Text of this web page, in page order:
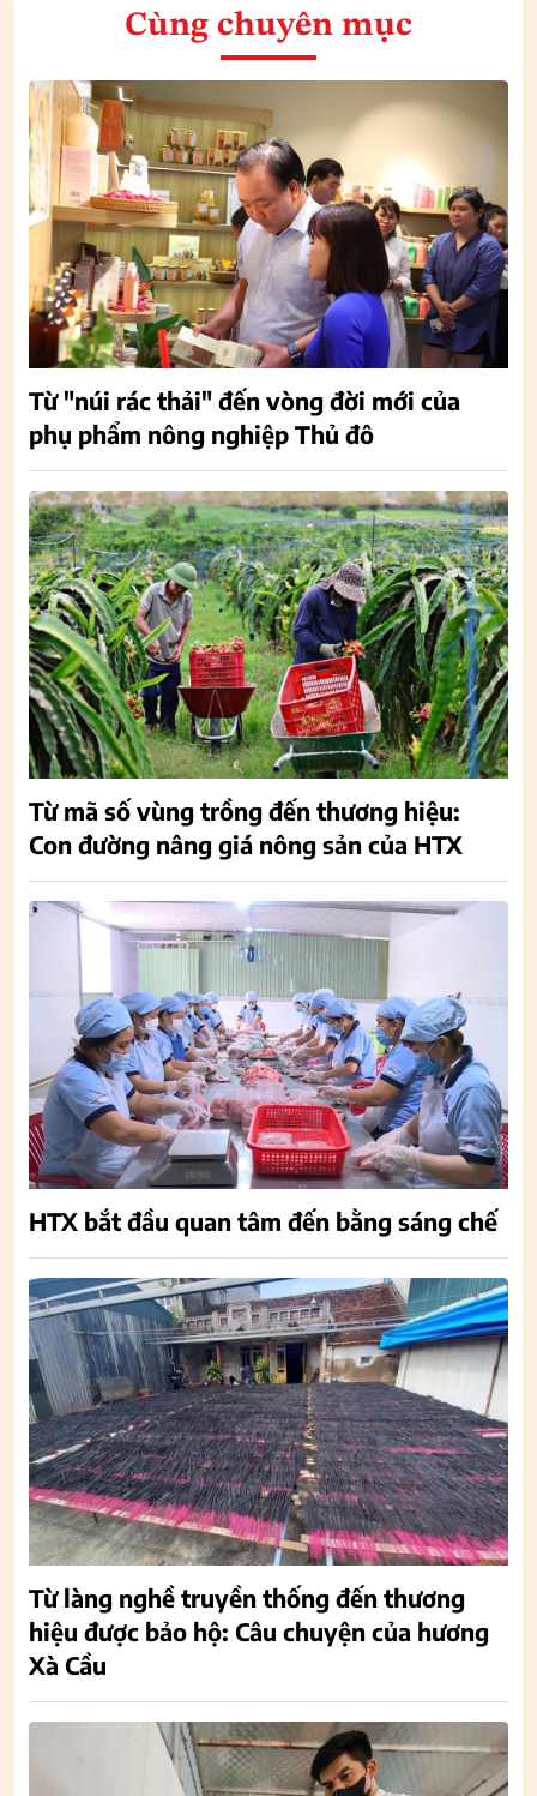
Cùng chuyên mục
Từ "núi rác thải" đến vòng đời mới của
phụ phẩm nông nghiệp Thủ đô
Từ mã số vùng trồng đến thương hiệu:
Con đường nâng giá nông sản của HTX
HTX bắt đầu quan tâm đến bằng sáng chế
Từ làng nghề truyền thống đến thương
hiệu được bảo hộ: Câu chuyện của hương
Xà Cầu